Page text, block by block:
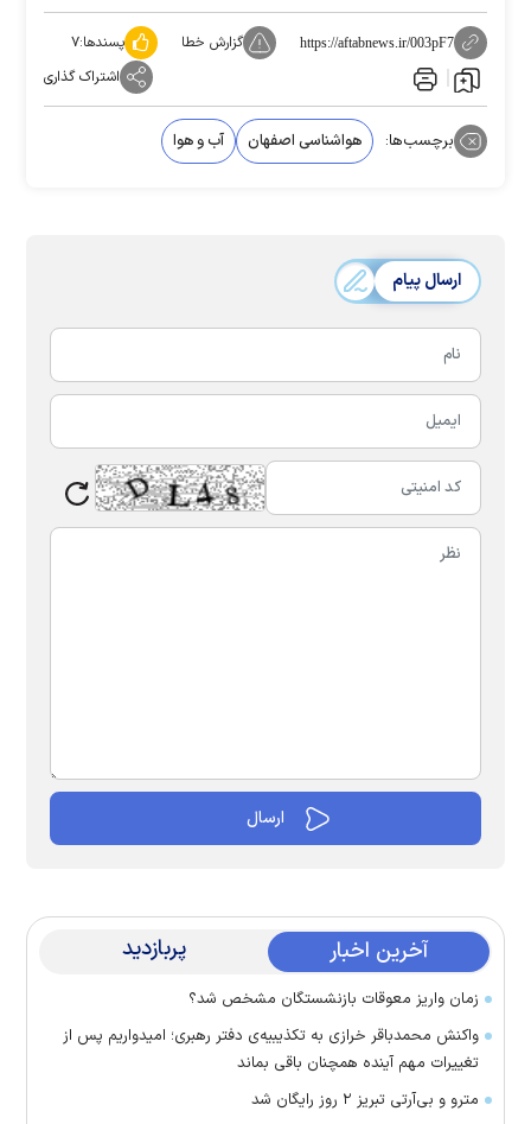
https://aftabnews.ir/003pF7 گزارش خطا پسندها:۷
اشتراک گذاری
برچسب‌ها: هواشناسی اصفهان آب و هوا
ارسال پیام
آخرین اخبار پربازدید
زمان واریز معوقات بازنشستگان مشخص شد؟
واکنش محمدباقر خرازی به تکذیبیه‌ی دفتر رهبری؛ امیدواریم پس از
تغییرات مهم آینده همچنان باقی بماند
مترو و بی‌آرتی تبریز ۲ روز رایگان شد